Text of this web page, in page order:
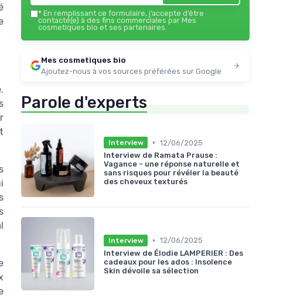
* En remplissant ce formulaire, j’accepte d’être
contacté(e) à des fins commerciales par Mes
cosmetiques bio et ses partenaires.
Mes cosmetiques bio
Ajoutez-nous à vos sources préférées sur Google
Parole d'experts
Interview • 12/06/2025
Interview de Ramata Prause :
Vagance - une réponse naturelle et
sans risques pour révéler la beauté
des cheveux texturés
Interview • 12/06/2025
Interview de Élodie LAMPERIER : Des
cadeaux pour les ados : Insolence
Skin dévoile sa sélection